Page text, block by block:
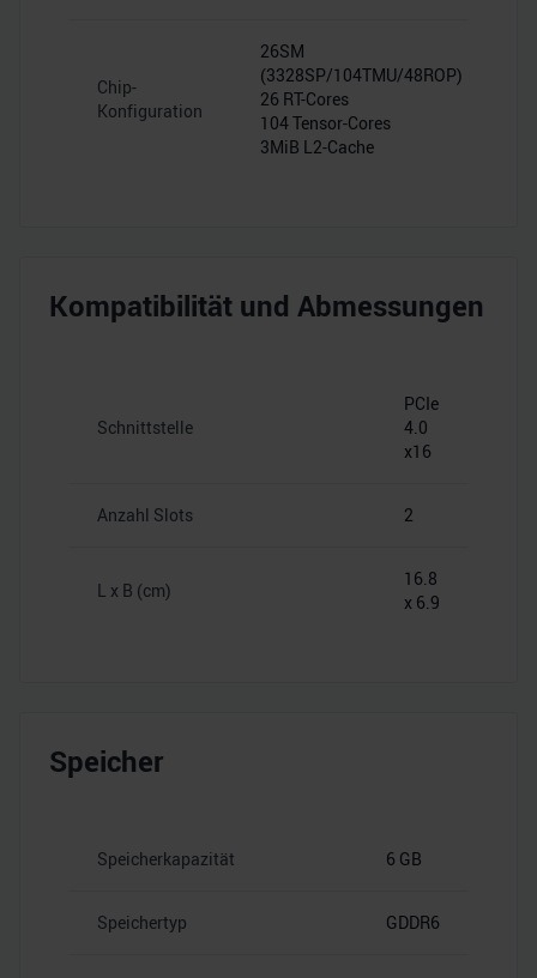
Chip-
Konfiguration
26SM
(3328SP/104TMU/48ROP)
26 RT-Cores
104 Tensor-Cores
3MiB L2-Cache
Kompatibilität und Abmessungen
Schnittstelle
PCIe
4.0
x16
Anzahl Slots 2
L x B (cm)
16.8
x 6.9
Speicher
Speicherkapazität 6 GB
Speichertyp GDDR6